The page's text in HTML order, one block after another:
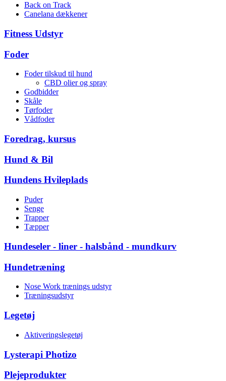
Back on Track
Canelana dækkener
Fitness Udstyr
Foder
Foder tilskud til hund
CBD olier og spray
Godbidder
Skåle
Tørfoder
Vådfoder
Foredrag, kursus
Hund & Bil
Hundens Hvileplads
Puder
Senge
Trapper
Tæpper
Hundeseler - liner - halsbånd - mundkurv
Hundetræning
Nose Work trænings udstyr
Træningsudstyr
Legetøj
Aktiveringslegetøj
Lysterapi Photizo
Plejeprodukter